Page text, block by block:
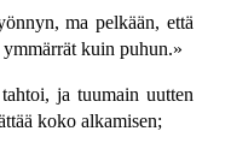
ma pelkään, että
kuin puhun.»
ja tuumain uutten
koko alkamisen;